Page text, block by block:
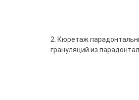
2. Кюретаж
грануляций из